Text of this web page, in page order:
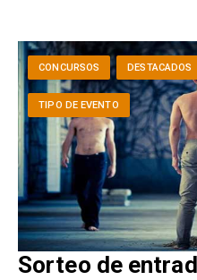
CONCURSOS DESTACADOS
TIPO DE EVENTO
Sorteo de